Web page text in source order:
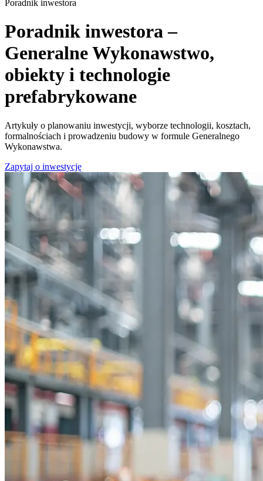
Poradnik inwestora
Poradnik inwestora –
Generalne Wykonawstwo,
obiekty i technologie
prefabrykowane
Artykuły o planowaniu inwestycji, wyborze technologii, kosztach,
formalnościach i prowadzeniu budowy w formule Generalnego
Wykonawstwa.
Zapytaj o inwestycję